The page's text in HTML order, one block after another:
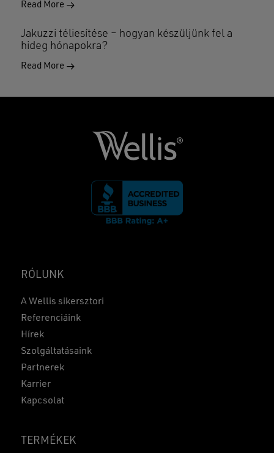
Read More
Jakuzzi téliesítése – hogyan készüljünk fel a
hideg hónapokra?
Read More
RÓLUNK
A Wellis sikersztori
Referenciáink
Hírek
Szolgáltatásaink
Partnerek
Karrier
Kapcsolat
TERMÉKEK